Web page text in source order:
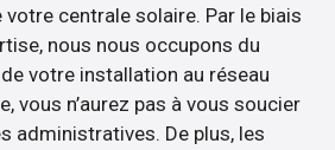
centrale solaire. Par le biais
nous nous occupons du
votre installation au réseau
vous n’aurez pas à vous soucier
administratives. De plus, les